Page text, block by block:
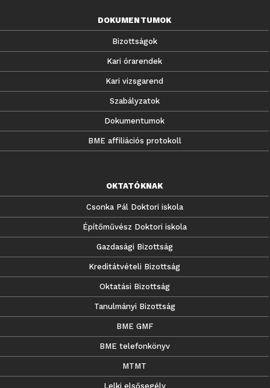
DOKUMENTUMOK
Bizottságok
Kari órarendek
Kari vizsgarend
Szabályzatok
Dokumentumok
BME affiliációs protokoll
OKTATÓKNAK
Csonka Pál Doktori iskola
Építőművész Doktori iskola
Gazdasági Bizottság
Kreditátvételi Bizottság
Oktatási Bizottság
Tanulmányi Bizottság
BME GMF
BME telefonkönyv
MTMT
Lelki elsősegély